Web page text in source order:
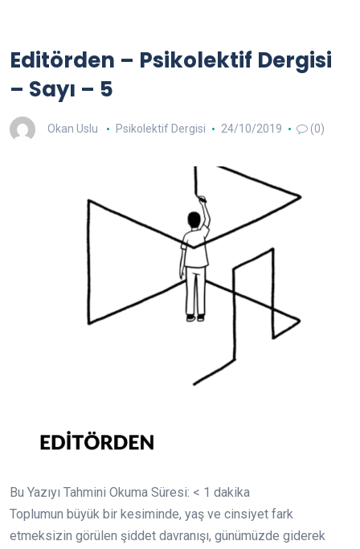
Editörden – Psikolektif Dergisi
– Sayı – 5
Okan Uslu Psikolektif Dergisi 24/10/2019 (0)
Bu Yazıyı Tahmini Okuma Süresi: < 1 dakika
Toplumun büyük bir kesiminde, yaş ve cinsiyet fark
etmeksizin görülen şiddet davranışı, günümüzde giderek